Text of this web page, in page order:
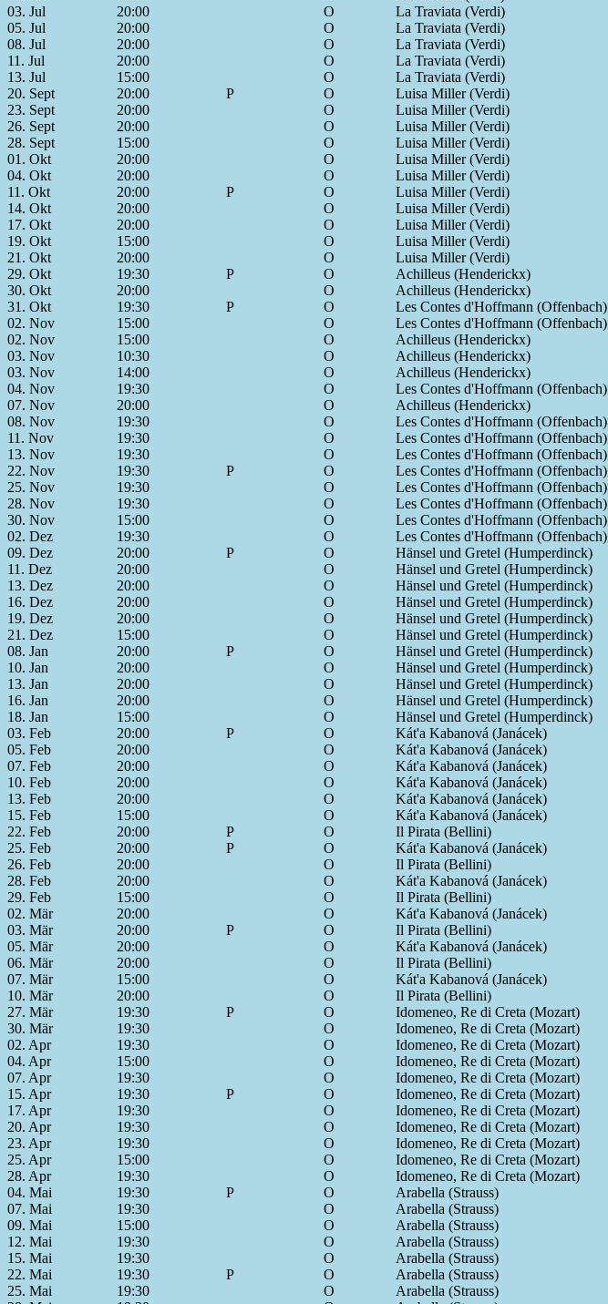
03. Jul
20:00 O La Traviata (Verdi)
05. Jul
20:00 O La Traviata (Verdi)
08. Jul
20:00 O La Traviata (Verdi)
11. Jul
20:00 O La Traviata (Verdi)
13. Jul
15:00 O La Traviata (Verdi)
20. Sept
20:00 P O Luisa Miller (Verdi)
23. Sept
20:00 O Luisa Miller (Verdi)
26. Sept
20:00 O Luisa Miller (Verdi)
28. Sept
15:00 O Luisa Miller (Verdi)
01. Okt
20:00 O Luisa Miller (Verdi)
04. Okt
20:00 O Luisa Miller (Verdi)
11. Okt
20:00 P O Luisa Miller (Verdi)
14. Okt
20:00 O Luisa Miller (Verdi)
17. Okt
20:00 O Luisa Miller (Verdi)
19. Okt
15:00 O Luisa Miller (Verdi)
21. Okt
20:00 O Luisa Miller (Verdi)
29. Okt
19:30 P O Achilleus (Henderickx)
30. Okt
20:00 O Achilleus (Henderickx)
31. Okt
19:30 P O Les Contes d'Hoffmann (Offenbach)
02. Nov
15:00 O Les Contes d'Hoffmann (Offenbach)
02. Nov
15:00 O Achilleus (Henderickx)
03. Nov
10:30 O Achilleus (Henderickx)
03. Nov
14:00 O Achilleus (Henderickx)
04. Nov
19:30 O Les Contes d'Hoffmann (Offenbach)
07. Nov
20:00 O Achilleus (Henderickx)
08. Nov
19:30 O Les Contes d'Hoffmann (Offenbach)
11. Nov
19:30 O Les Contes d'Hoffmann (Offenbach)
13. Nov
19:30 O Les Contes d'Hoffmann (Offenbach)
22. Nov
19:30 P O Les Contes d'Hoffmann (Offenbach)
25. Nov
19:30 O Les Contes d'Hoffmann (Offenbach)
28. Nov
19:30 O Les Contes d'Hoffmann (Offenbach)
30. Nov
15:00 O Les Contes d'Hoffmann (Offenbach)
02. Dez
19:30 O Les Contes d'Hoffmann (Offenbach)
09. Dez
20:00 P O Hänsel und Gretel (Humperdinck)
11. Dez
20:00 O Hänsel und Gretel (Humperdinck)
13. Dez
20:00 O Hänsel und Gretel (Humperdinck)
16. Dez
20:00 O Hänsel und Gretel (Humperdinck)
19. Dez
20:00 O Hänsel und Gretel (Humperdinck)
21. Dez
15:00 O Hänsel und Gretel (Humperdinck)
08. Jan
20:00 P O Hänsel und Gretel (Humperdinck)
10. Jan
20:00 O Hänsel und Gretel (Humperdinck)
13. Jan
20:00 O Hänsel und Gretel (Humperdinck)
16. Jan
20:00 O Hänsel und Gretel (Humperdinck)
18. Jan
15:00 O Hänsel und Gretel (Humperdinck)
03. Feb
20:00 P O Kát'a Kabanová (Janácek)
05. Feb
20:00 O Kát'a Kabanová (Janácek)
07. Feb
20:00 O Kát'a Kabanová (Janácek)
10. Feb
20:00 O Kát'a Kabanová (Janácek)
13. Feb
20:00 O Kát'a Kabanová (Janácek)
15. Feb
15:00 O Kát'a Kabanová (Janácek)
22. Feb
20:00 P O Il Pirata (Bellini)
25. Feb
20:00 P O Kát'a Kabanová (Janácek)
26. Feb
20:00 O Il Pirata (Bellini)
28. Feb
20:00 O Kát'a Kabanová (Janácek)
29. Feb
15:00 O Il Pirata (Bellini)
02. Mär
20:00 O Kát'a Kabanová (Janácek)
03. Mär
20:00 P O Il Pirata (Bellini)
05. Mär
20:00 O Kát'a Kabanová (Janácek)
06. Mär
20:00 O Il Pirata (Bellini)
07. Mär
15:00 O Kát'a Kabanová (Janácek)
10. Mär
20:00 O Il Pirata (Bellini)
27. Mär
19:30 P O Idomeneo, Re di Creta (Mozart)
30. Mär
19:30 O Idomeneo, Re di Creta (Mozart)
02. Apr
19:30 O Idomeneo, Re di Creta (Mozart)
04. Apr
15:00 O Idomeneo, Re di Creta (Mozart)
07. Apr
19:30 O Idomeneo, Re di Creta (Mozart)
15. Apr
19:30 P O Idomeneo, Re di Creta (Mozart)
17. Apr
19:30 O Idomeneo, Re di Creta (Mozart)
20. Apr
19:30 O Idomeneo, Re di Creta (Mozart)
23. Apr
19:30 O Idomeneo, Re di Creta (Mozart)
25. Apr
15:00 O Idomeneo, Re di Creta (Mozart)
28. Apr
19:30 O Idomeneo, Re di Creta (Mozart)
04. Mai
19:30 P O Arabella (Strauss)
07. Mai
19:30 O Arabella (Strauss)
09. Mai
15:00 O Arabella (Strauss)
12. Mai
19:30 O Arabella (Strauss)
15. Mai
19:30 O Arabella (Strauss)
22. Mai
19:30 P O Arabella (Strauss)
25. Mai
19:30 O Arabella (Strauss)